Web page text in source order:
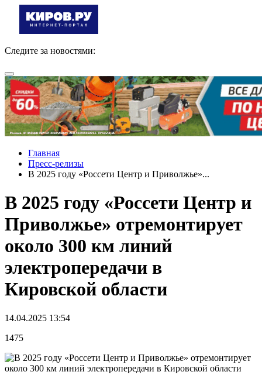
Следите за новостями:
Главная
Пресс-релизы
В 2025 году «Россети Центр и Приволжье»...
В 2025 году «Россети Центр и
Приволжье» отремонтирует
около 300 км линий
электропередачи в
Кировской области
14.04.2025 13:54
1475